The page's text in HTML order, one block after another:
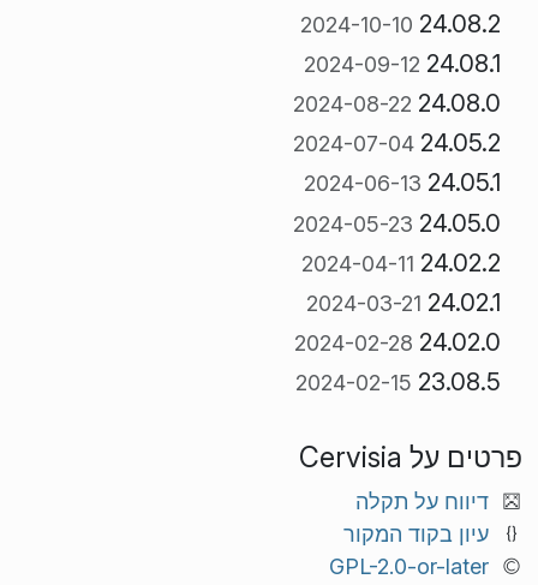
24.08.2
2024-10-10
24.08.1
2024-09-12
24.08.0
2024-08-22
24.05.2
2024-07-04
24.05.1
2024-06-13
24.05.0
2024-05-23
24.02.2
2024-04-11
24.02.1
2024-03-21
24.02.0
2024-02-28
23.08.5
2024-02-15
פרטים על Cervisia
דיווח על תקלה
עיון בקוד המקור
GPL-2.0-or-later